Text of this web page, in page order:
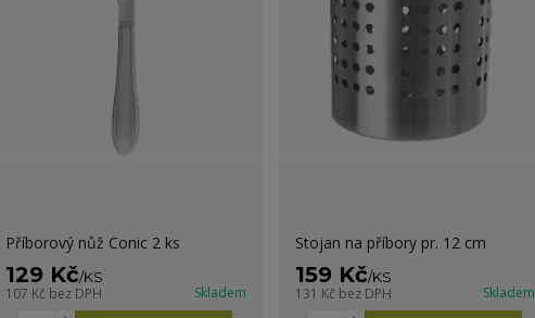
Příborový nůž Conic 2 ks
129 Kč/KS
107 Kč bez DPH Skladem
Stojan na příbory pr. 12 cm
159 Kč/KS
131 Kč bez DPH Skladem